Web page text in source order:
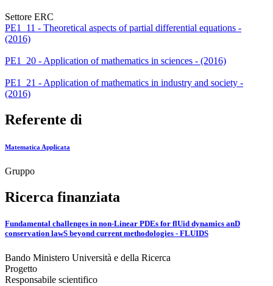
Settore ERC
PE1_11 - Theoretical aspects of partial differential equations -
(2016)
PE1_20 - Application of mathematics in sciences - (2016)
PE1_21 - Application of mathematics in industry and society -
(2016)
Referente di
Matematica Applicata
Gruppo
Ricerca finanziata
Fundamental challenges in non-Linear PDEs for flUid dynamics anD
conservation lawS beyond current methodologies - FLUIDS
Bando Ministero Università e della Ricerca
Progetto
Responsabile scientifico